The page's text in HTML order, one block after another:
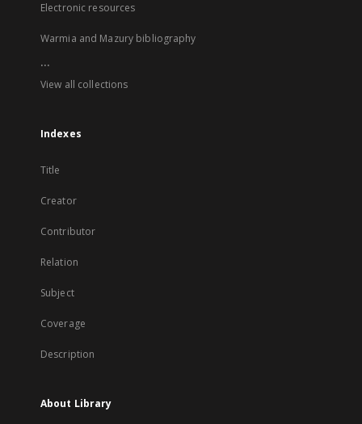
Electronic resources
Warmia and Mazury bibliography
...
View all collections
Indexes
Title
Creator
Contributor
Relation
Subject
Coverage
Description
About Library